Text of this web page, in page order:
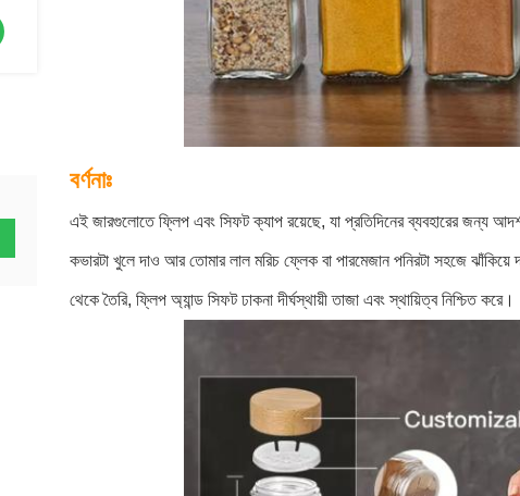
বর্ণনাঃ
এই জারগুলোতে ফ্লিপ এবং সিফট ক্যাপ রয়েছে, যা প্রতিদিনের ব্যবহারের জন্য
কভারটা খুলে দাও আর তোমার লাল মরিচ ফ্লেক বা পারমেজান পনিরটা সহজে
থেকে তৈরি, ফ্লিপ অ্যান্ড সিফট ঢাকনা দীর্ঘস্থায়ী তাজা এবং স্থায়িত্ব নিশ্চিত করে।